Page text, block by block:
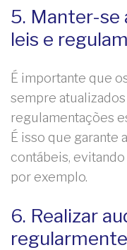
5. Manter-se
leis e
É importante que
sempre
regulamentações
É isso que garante
contábeis,
por exemplo.
6. Realizar
regularmente